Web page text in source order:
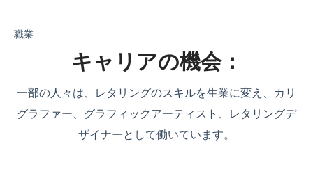
職業
キャリアの機会：
一部の人々は、レタリングのスキルを生業に変え、カリ
グラファー、グラフィックアーティスト、レタリングデ
ザイナーとして働いています。